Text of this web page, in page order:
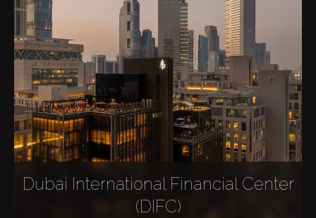
Dubai International Financial Center
(DIFC)